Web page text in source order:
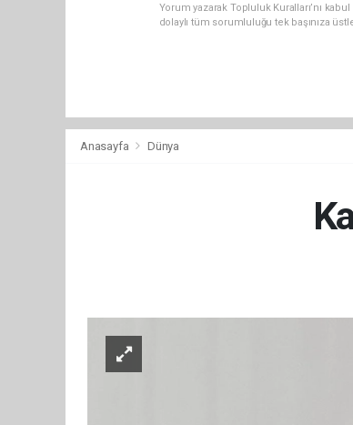
Yorum yazarak Topluluk Kuralları’nı
dolaylı tüm sorumluluğu tek başınıza
Anasayfa Dünya